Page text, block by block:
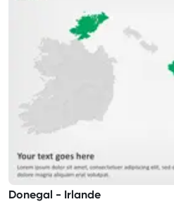
Donegal - Irlande